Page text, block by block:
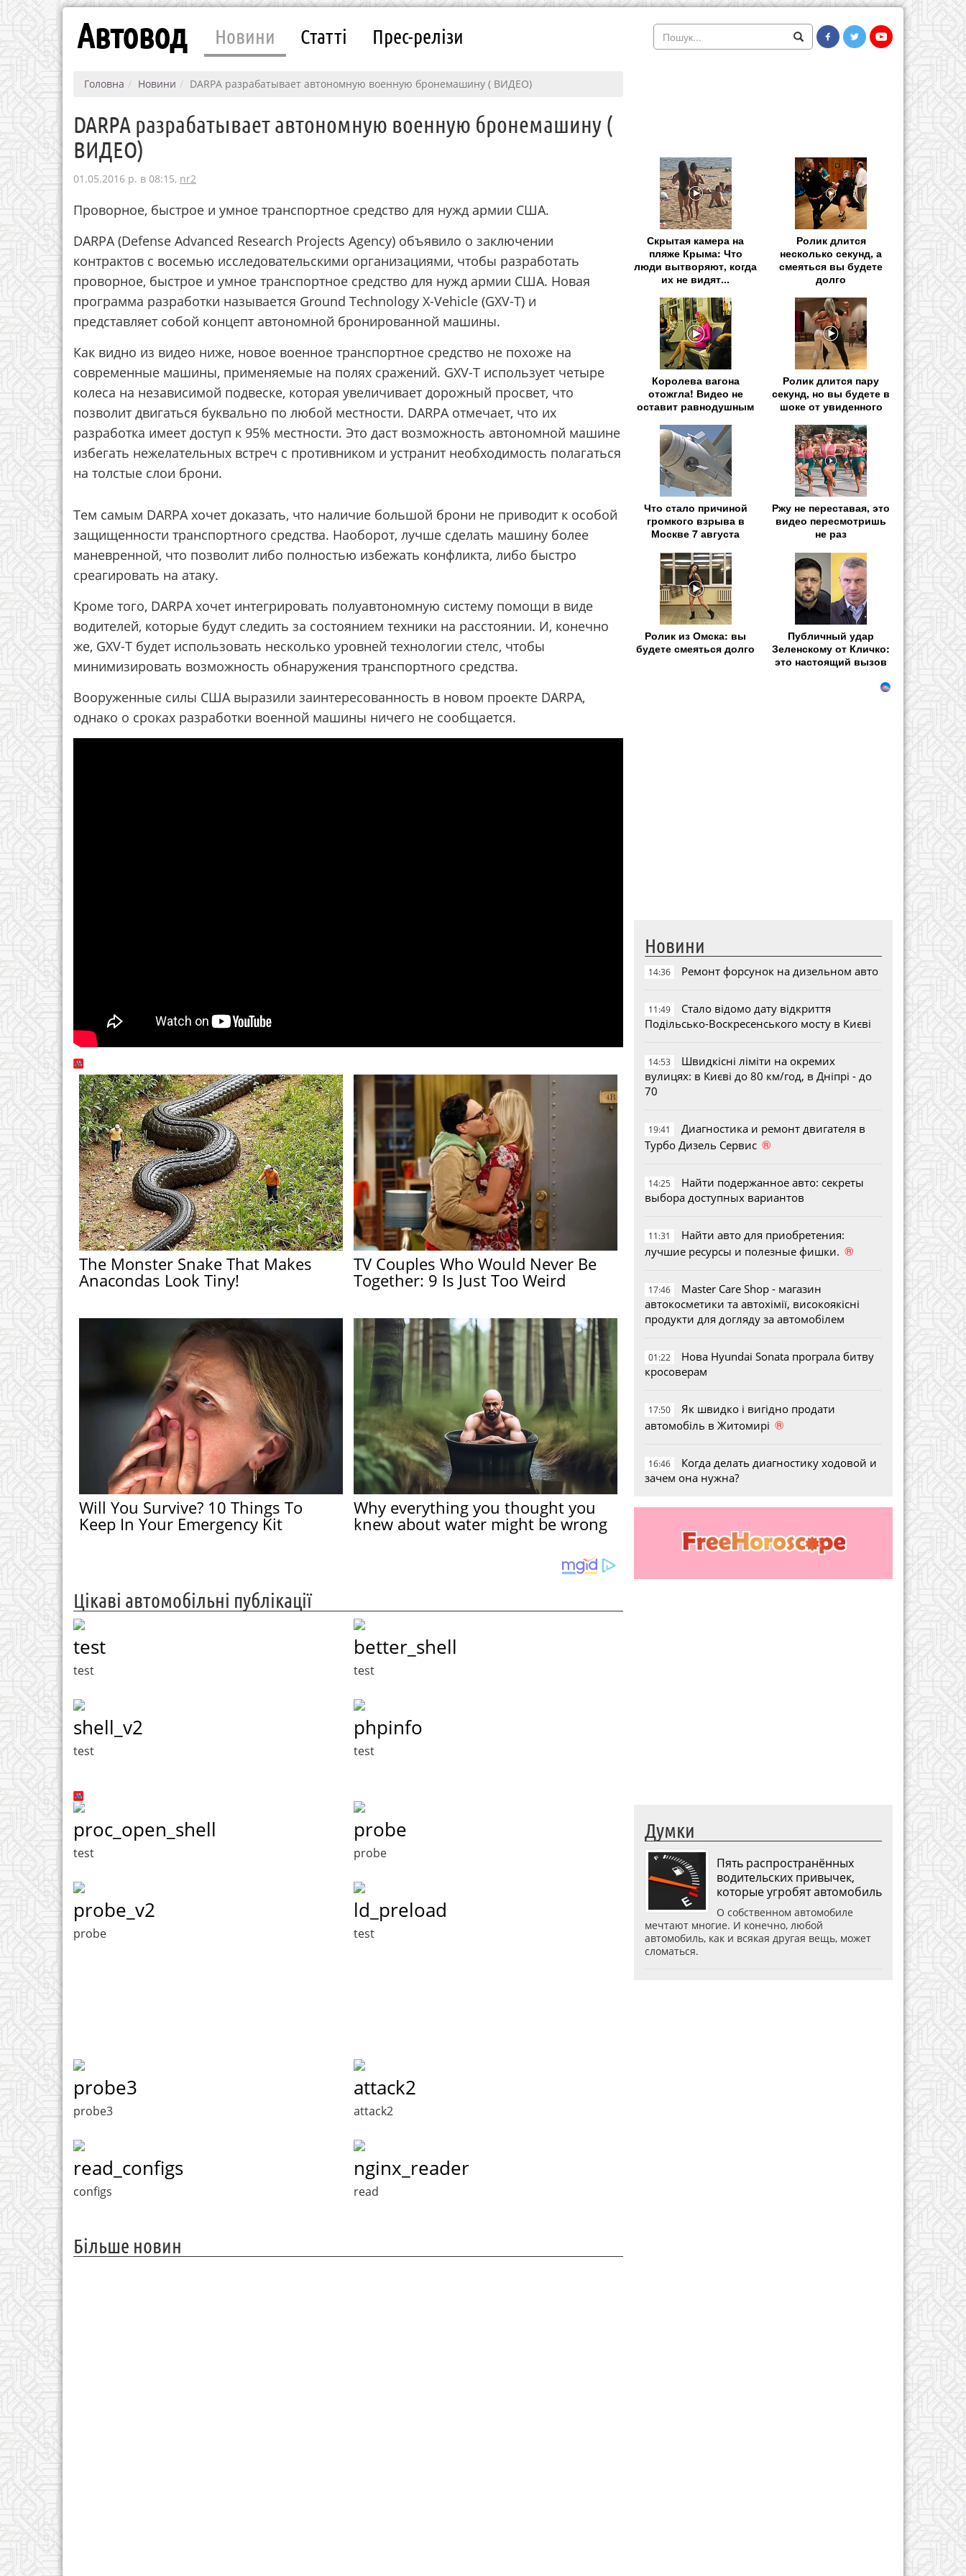
Автовод Новини Статті Прес-релізи
Головна Новини DARPA разрабатывает автономную военную бронемашину ( ВИДЕО)
DARPA разрабатывает автономную военную бронемашину (
ВИДЕО)
01.05.2016 р. в 08:15, nr2
Проворное, быстрое и умное транспортное средство для нужд армии США.
DARPA (Defense Advanced Research Projects Agency) объявило о заключении
контрактов с восемью исследовательскими организациями, чтобы разработать
проворное, быстрое и умное транспортное средство для нужд армии США. Новая
программа разработки называется Ground Technology X-Vehicle (GXV-T) и
представляет собой концепт автономной бронированной машины.
Как видно из видео ниже, новое военное транспортное средство не похоже на
современные машины, применяемые на полях сражений. GXV-T использует четыре
колеса на независимой подвеске, которая увеличивает дорожный просвет, что
позволит двигаться буквально по любой местности. DARPA отмечает, что их
разработка имеет доступ к 95% местности. Это даст возможность автономной машине
избегать нежелательных встреч с противником и устранит необходимость полагаться
на толстые слои брони.
Тем самым DARPA хочет доказать, что наличие большой брони не приводит к особой
защищенности транспортного средства. Наоборот, лучше сделать машину более
маневренной, что позволит либо полностью избежать конфликта, либо быстро
среагировать на атаку.
Кроме того, DARPA хочет интегрировать полуавтономную систему помощи в виде
водителей, которые будут следить за состоянием техники на расстоянии. И, конечно
же, GXV-T будет использовать несколько уровней технологии стелс, чтобы
минимизировать возможность обнаружения транспортного средства.
Вооруженные силы США выразили заинтересованность в новом проекте DARPA,
однако о сроках разработки военной машины ничего не сообщается.
The Monster Snake That Makes
Anacondas Look Tiny!
TV Couples Who Would Never Be
Together: 9 Is Just Too Weird
Will You Survive? 10 Things To
Keep In Your Emergency Kit
Why everything you thought you
knew about water might be wrong
Цікаві автомобільні публікації
test
test
better_shell
test
shell_v2
test
phpinfo
test
proc_open_shell
test
probe
probe
probe_v2
probe
ld_preload
test
probe3
probe3
attack2
attack2
read_configs
configs
nginx_reader
read
Більше новин
Скрытая камера на
пляже Крыма: Что
люди вытворяют, когда
их не видят...
Ролик длится
несколько секунд, а
смеяться вы будете
долго
Королева вагона
отожгла! Видео не
оставит равнодушным
Ролик длится пару
секунд, но вы будете в
шоке от увиденного
Что стало причиной
громкого взрыва в
Москве 7 августа
Ржу не переставая, это
видео пересмотришь
не раз
Ролик из Омска: вы
будете смеяться долго
Публичный удар
Зеленскому от Кличко:
это настоящий вызов
Новини
14:36 Ремонт форсунок на дизельном авто
11:49
Стало відомо дату відкриття
Подільсько-Воскресенського мосту в Києві
14:53
Швидкісні ліміти на окремих
вулицях: в Києві до 80 км/год, в Дніпрі - до
70
19:41
Диагностика и ремонт двигателя в
Турбо Дизель Сервис ®
14:25
Найти подержанное авто: секреты
выбора доступных вариантов
11:31
Найти авто для приобретения:
лучшие ресурсы и полезные фишки. ®
17:46
Master Care Shop - магазин
автокосметики та автохімії, високоякісні
продукти для догляду за автомобілем
01:22
Нова Hyundai Sonata програла битву
кросоверам
17:50
Як швидко і вигідно продати
автомобіль в Житомирі ®
16:46
Когда делать диагностику ходовой и
зачем она нужна?
Думки
Пять распространённых
водительских привычек,
которые угробят автомобиль
О собственном автомобиле
мечтают многие. И конечно, любой
автомобиль, как и всякая другая вещь, может
сломаться.